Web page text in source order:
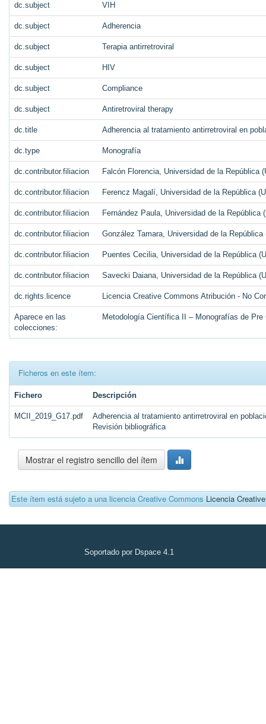
dc.subject VIH
dc.subject Adherencia
dc.subject Terapia antirretroviral
dc.subject HIV
dc.subject Compliance
dc.subject Antiretroviral therapy
dc.title Adherencia al tratamiento antirretroviral en
dc.type Monografía
dc.contributor.filiacion Falcón Florencia, Universidad de la República
dc.contributor.filiacion Ferencz Magalí, Universidad de la República
dc.contributor.filiacion Fernández Paula, Universidad de la República
dc.contributor.filiacion González Tamara, Universidad de la
dc.contributor.filiacion Puentes Cecilia, Universidad de la República
dc.contributor.filiacion Savecki Daiana, Universidad de la República
dc.rights.licence Licencia Creative Commons Atribución - No
Aparece en las
colecciones:
Metodología Científica II – Monografías de
Ficheros en este ítem:
Fichero Descripción
MCII_2019_G17.pdf
Adherencia al tratamiento antirretroviral en
Revisión bibliográfica
Mostrar el registro sencillo del ítem
Este ítem está sujeto a una licencia Creative Commons Licencia
Soportado por Dspace 4.1